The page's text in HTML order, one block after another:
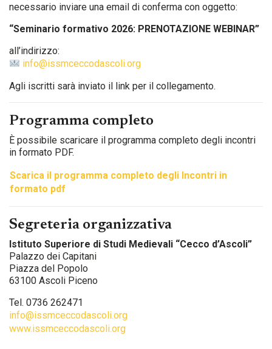
necessario inviare una email di conferma con oggetto:
“Seminario formativo 2026: PRENOTAZIONE WEBINAR”
all’indirizzo:
info@issmceccodascoli.org
Agli iscritti sarà inviato il link per il collegamento.
Programma completo
È possibile scaricare il programma completo degli incontri
in formato PDF.
Scarica il programma completo degli Incontri in
formato pdf
Segreteria organizzativa
Istituto Superiore di Studi Medievali “Cecco d’Ascoli”
Palazzo dei Capitani
Piazza del Popolo
63100 Ascoli Piceno
Tel. 0736 262471
info@issmceccodascoli.org
www.issmceccodascoli.org